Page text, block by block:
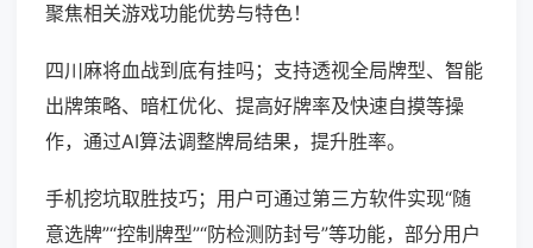
聚焦相关游戏功能优势与特色！
四川麻将血战到底有挂吗；支持透视全局牌型、智能
出牌策略、暗杠优化、提高好牌率及快速自摸等操
作，通过AI算法调整牌局结果，提升胜率。
手机挖坑取胜技巧；用户可通过第三方软件实现“随
意选牌”“控制牌型”“防检测防封号”等功能，部分用户